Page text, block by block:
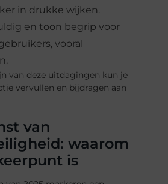
in drukke wijken.
en toon begrip voor
vooral
van deze uitdagingen kun je
vervullen en bijdragen aan
van
waarom
is